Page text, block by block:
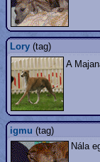
Lory (tag)
A
igmu (tag)
Nála